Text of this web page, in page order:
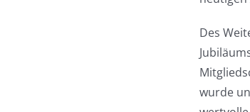
Des
wurde